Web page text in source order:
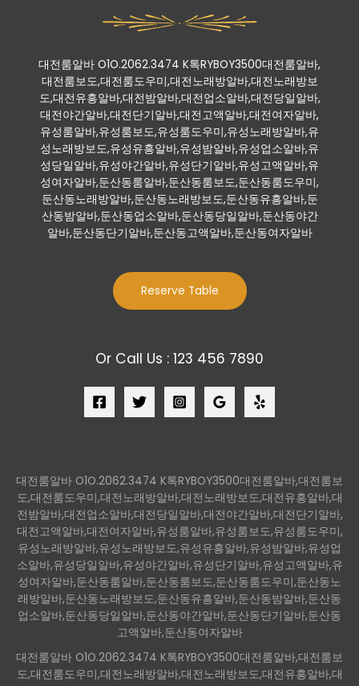
대전룸알바 O1O.2062.3474 K톡RYBOY3500대전룸알바,
대전룸보도,대전룸도우미,대전노래방알바,대전노래방보
도,대전유흥알바,대전밤알바,대전업소알바,대전당일알바,
대전야간알바,대전단기알바,대전고액알바,대전여자알바,
유성룸알바,유성룸보도,유성룸도우미,유성노래방알바,유
성노래방보도,유성유흥알바,유성밤알바,유성업소알바,유
성당일알바,유성야간알바,유성단기알바,유성고액알바,유
성여자알바,둔산동룸알바,둔산동룸보도,둔산동룸도우미,
둔산동노래방알바,둔산동노래방보도,둔산동유흥알바,둔
산동밤알바,둔산동업소알바,둔산동당일알바,둔산동야간
알바,둔산동단기알바,둔산동고액알바,둔산동여자알바
Reserve Table
Or Call Us : 123 456 7890
대전룸알바 O1O.2062.3474 K톡RYBOY3500대전룸알바,대전룸보
도,대전룸도우미,대전노래방알바,대전노래방보도,대전유흥알바,대
전밤알바,대전업소알바,대전당일알바,대전야간알바,대전단기알바,
대전고액알바,대전여자알바,유성룸알바,유성룸보도,유성룸도우미,
유성노래방알바,유성노래방보도,유성유흥알바,유성밤알바,유성업
소알바,유성당일알바,유성야간알바,유성단기알바,유성고액알바,유
성여자알바,둔산동룸알바,둔산동룸보도,둔산동룸도우미,둔산동노
래방알바,둔산동노래방보도,둔산동유흥알바,둔산동밤알바,둔산동
업소알바,둔산동당일알바,둔산동야간알바,둔산동단기알바,둔산동
고액알바,둔산동여자알바
대전룸알바 O1O.2062.3474 K톡RYBOY3500대전룸알바,대전룸보
도,대전룸도우미,대전노래방알바,대전노래방보도,대전유흥알바,대